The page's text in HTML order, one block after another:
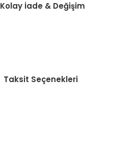
Kolay İade & Değişim
Taksit Seçenekleri